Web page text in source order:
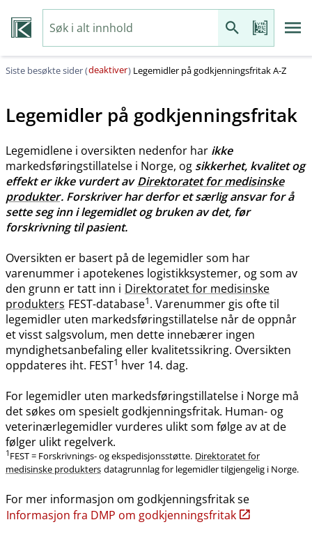
Siste besøkte sider (deaktiver) Legemidler på godkjenningsfritak A-Z
Legemidler på godkjenningsfritak
Legemidlene i oversikten nedenfor har ikke
markedsføringstillatelse i Norge, og sikkerhet, kvalitet og
effekt er ikke vurdert avDirektoratet for medisinske
produkter. Forskriver har derfor et særlig ansvar for å
sette seg inn i legemidlet og bruken av det, før
forskrivning til pasient.
Oversikten er basert på de legemidler som har
varenummer i apotekenes logistikksystemer, og som av
den grunn er tatt inn i Direktoratet for medisinske
produkters FEST-database1. Varenummer gis ofte til
legemidler uten markedsføringstillatelse når de oppnår
et visst salgsvolum, men dette innebærer ingen
myndighetsanbefaling eller kvalitetssikring. Oversikten
oppdateres iht. FEST1 hver 14. dag.
For legemidler uten markedsføringstillatelse i Norge må
det søkes om spesielt godkjenningsfritak. Human- og
veterinærlegemidler vurderes ulikt som følge av at de
følger ulikt regelverk.
1 FEST = Forskrivnings- og ekspedisjonsstøtte. Direktoratet for
medisinske produkters datagrunnlag for legemidler tilgjengelig i Norge.
For mer informasjon om godkjenningsfritak se
Informasjon fra DMP om godkjenningsfritak